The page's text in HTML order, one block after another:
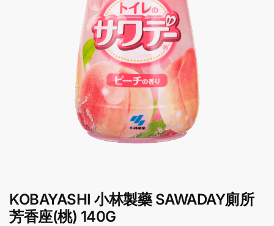
KOBAYASHI 小林製藥 SAWADAY廁所
芳香座(桃) 140G